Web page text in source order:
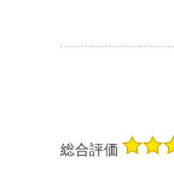
総合評価